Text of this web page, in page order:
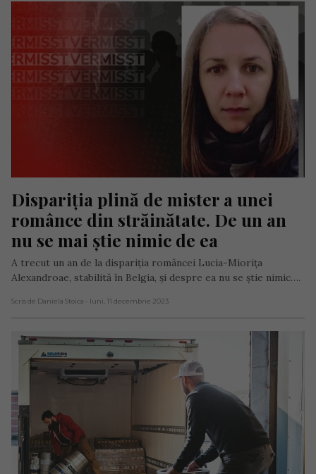
Dispariția plină de mister a unei
românce din străinătate. De un an
nu se mai știe nimic de ea
A trecut un an de la dispariția româncei Lucia-Miorița
Alexandroae, stabilită în Belgia, și despre ea nu se știe nimic….
Scris de Daniela Stoica - luni, 11 decembrie 2023